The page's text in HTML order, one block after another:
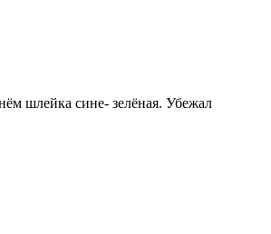
шлейка сине- зелёная. Убежал